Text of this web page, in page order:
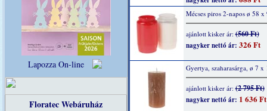
Lapozza On-line
Floratec Webáruház
Mécses piros 2-napos ø 58 x
ajánlott kisker ár:(560 Ft)
nagyker nettó ár: 326 Ft
Gyertya, szaharasárga, ø 7 x
ajánlott kisker ár:(2 795 Ft)
nagyker nettó ár: 1 636 Ft